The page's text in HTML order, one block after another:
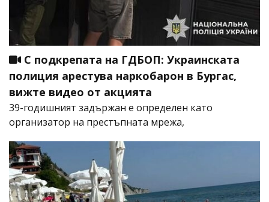
С подкрепата на ГДБОП: Украинската
полиция арестува наркобарон в Бургас,
вижте видео от акцията
39-годишният задържан е определен като
организатор на престъпната мрежа,